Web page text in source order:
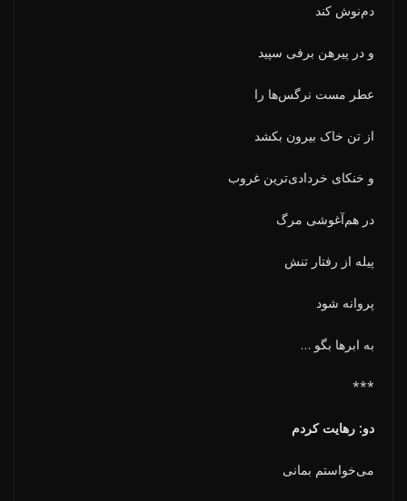
دم‌نوش کند
و در پیرهن برفی سپید
عطر مست نرگس‌ها را
از تن خاک بیرون بکشد
و خنکای خردادی‌ترین غروب
در هم‌آغوشی مرگ
پیله از رفتار تنش
پروانه شود
به ابرها بگو …
***
دو: رهایت کردم
می‌خواستم بمانی